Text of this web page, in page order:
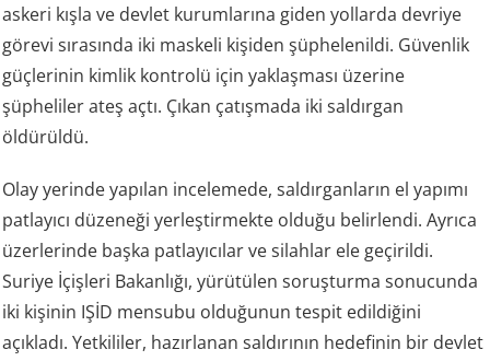
askeri kışla ve devlet kurumlarına giden yollarda devriye
görevi sırasında iki maskeli kişiden şüphelenildi. Güvenlik
güçlerinin kimlik kontrolü için yaklaşması üzerine
şüpheliler ateş açtı. Çıkan çatışmada iki saldırgan
öldürüldü.
Olay yerinde yapılan incelemede, saldırganların el yapımı
patlayıcı düzeneği yerleştirmekte olduğu belirlendi. Ayrıca
üzerlerinde başka patlayıcılar ve silahlar ele geçirildi.
Suriye İçişleri Bakanlığı, yürütülen soruşturma sonucunda
iki kişinin IŞİD mensubu olduğunun tespit edildiğini
açıkladı. Yetkililer, hazırlanan saldırının hedefinin bir devlet